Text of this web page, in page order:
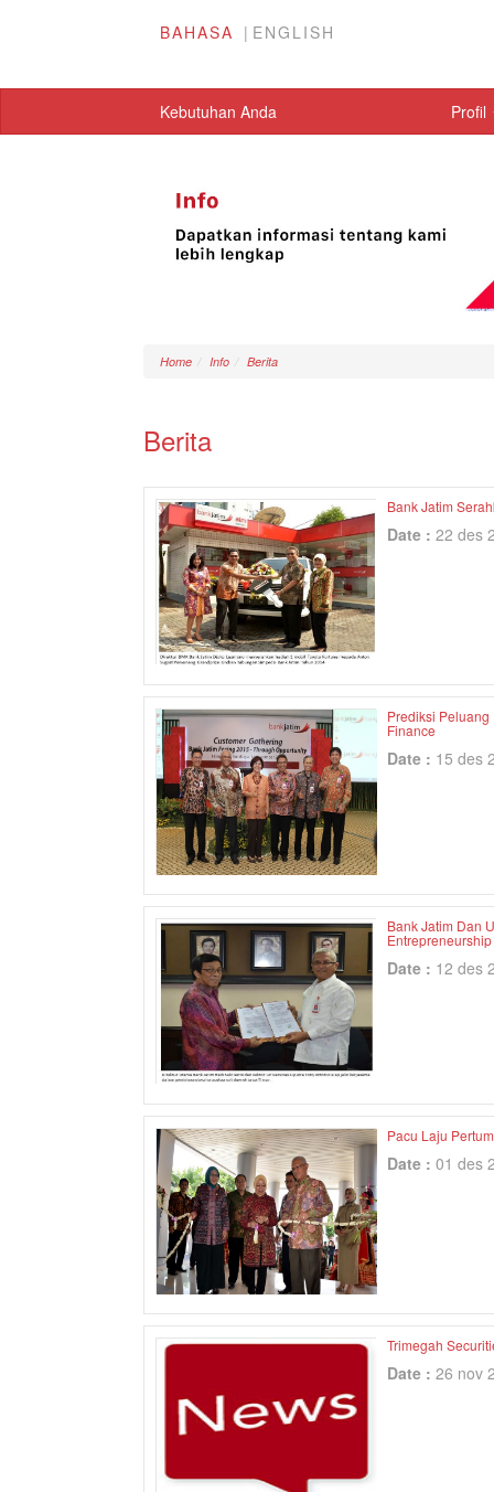
BAHASA ENGLISH
Kebutuhan Anda Profil
Home Info Berita
Berita
Bank Jatim
Date : 22 des
Prediksi
Finance
Date : 15 des
Bank Jatim Dan
Entrepreneurship
Date : 12 des
Pacu Laju
Date : 01 des
Trimegah
Date : 26 nov